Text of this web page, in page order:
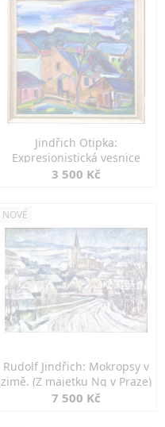
Jindřich Otipka:
Expresionistická vesnice
3 500 Kč
NOVÉ
Rudolf Jindřich: Mokropsy v
zimě. (Z majetku Ng v Praze)
7 500 Kč